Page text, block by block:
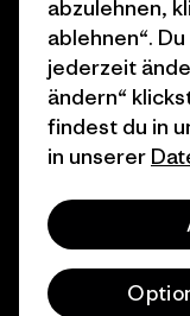
© 2026 Patagonia,
Deutsch
abzulehnen,
ablehnen“.
jederzeit
ändern“
findest du in
in unserer